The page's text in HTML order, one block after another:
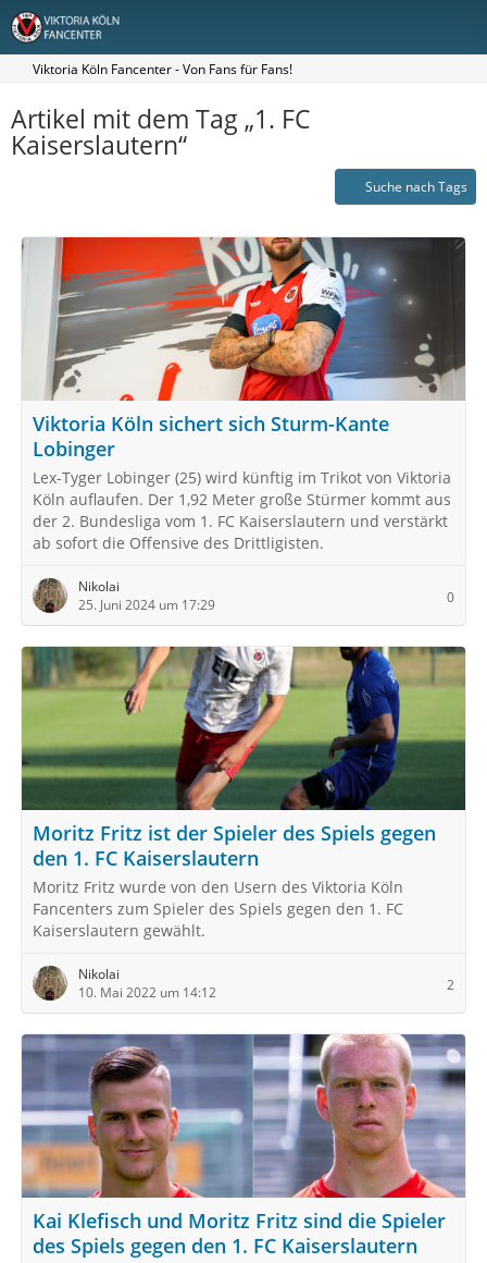
Viktoria Köln Fancenter - Von Fans für Fans!
Artikel mit dem Tag „1. FC
Kaiserslautern“
Suche nach Tags
Viktoria Köln sichert sich Sturm-Kante
Lobinger
Lex-Tyger Lobinger (25) wird künftig im Trikot von Viktoria
Köln auflaufen. Der 1,92 Meter große Stürmer kommt aus
der 2. Bundesliga vom 1. FC Kaiserslautern und verstärkt
ab sofort die Offensive des Drittligisten.
Nikolai
25. Juni 2024 um 17:29
0
Moritz Fritz ist der Spieler des Spiels gegen
den 1. FC Kaiserslautern
Moritz Fritz wurde von den Usern des Viktoria Köln
Fancenters zum Spieler des Spiels gegen den 1. FC
Kaiserslautern gewählt.
Nikolai
10. Mai 2022 um 14:12
2
Kai Klefisch und Moritz Fritz sind die Spieler
des Spiels gegen den 1. FC Kaiserslautern